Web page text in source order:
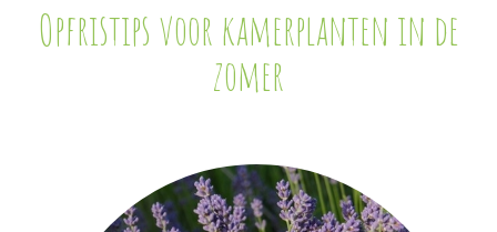
Opfristips voor kamerplanten in de
zomer